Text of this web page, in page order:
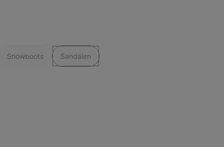
Snowboots Sandalen